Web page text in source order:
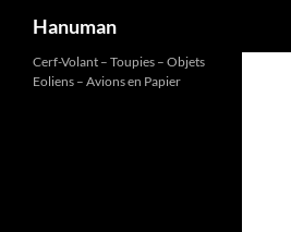
Aller
Hanuman
Cerf-Volant – Toupies – Objets
Eoliens – Avions en Papier